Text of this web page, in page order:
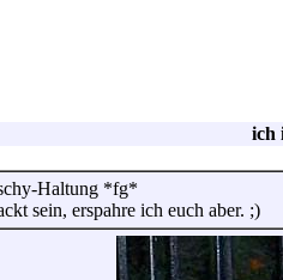
ich
Haltung *fg*
sein, erspahre ich euch aber. ;)